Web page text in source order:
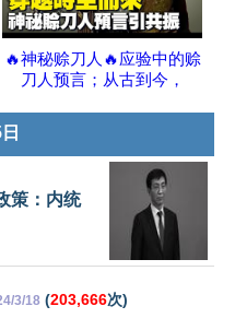
🔥神秘赊刀人🔥应验中的赊
刀人预言；从古到今，
策：内统
3/18 (203,666次)